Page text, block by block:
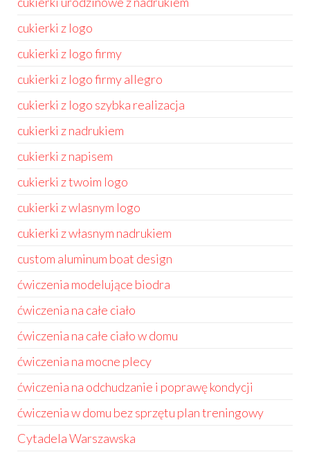
cukierki z logo
cukierki z logo firmy
cukierki z logo firmy allegro
cukierki z logo szybka realizacja
cukierki z nadrukiem
cukierki z napisem
cukierki z twoim logo
cukierki z wlasnym logo
cukierki z własnym nadrukiem
custom aluminum boat design
ćwiczenia modelujące biodra
ćwiczenia na całe ciało
ćwiczenia na całe ciało w domu
ćwiczenia na mocne plecy
ćwiczenia na odchudzanie i poprawę kondycji
ćwiczenia w domu bez sprzętu plan treningowy
Cytadela Warszawska